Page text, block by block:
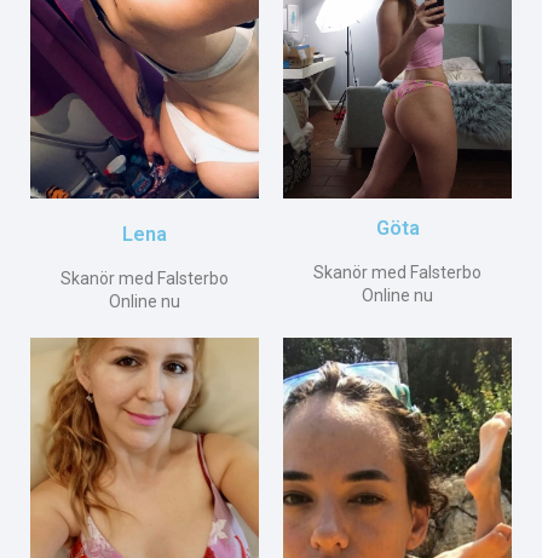
Lena
Skanör med Falsterbo
Online nu
Göta
Skanör med Falsterbo
Online nu